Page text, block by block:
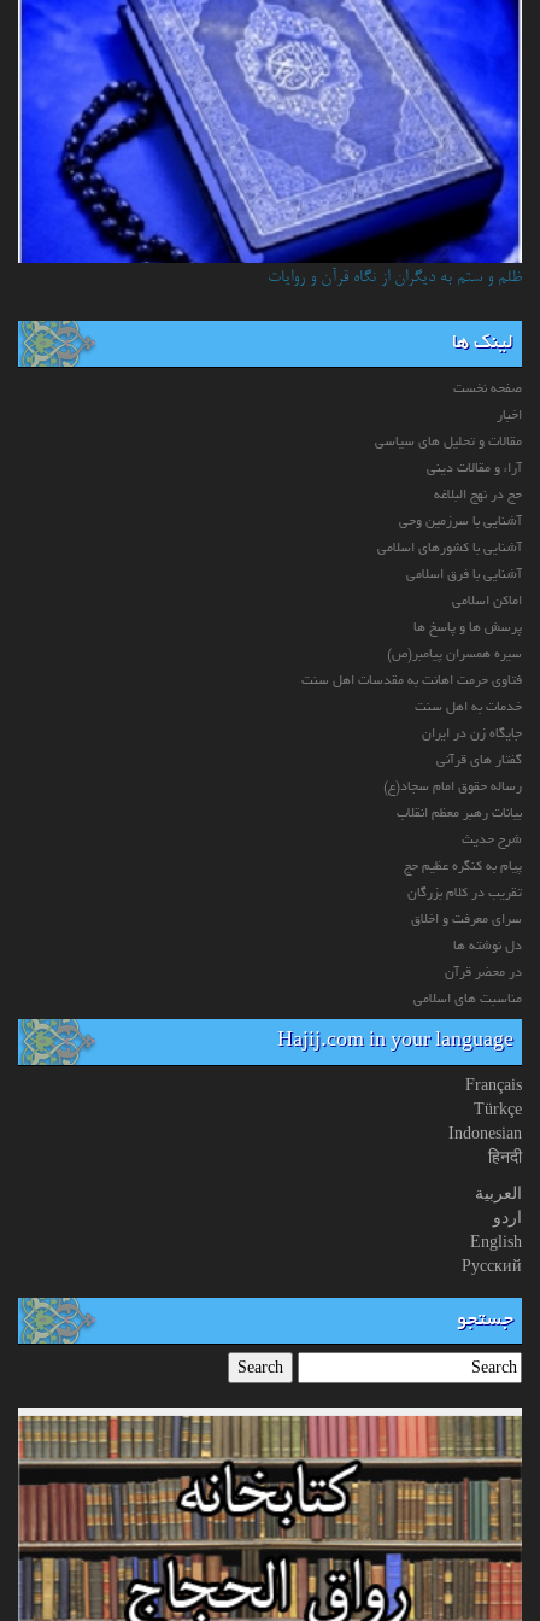
ظلم و ستم به دیگران از نگاه قرآن و روایات
لینک ها
صفحه نخست
اخبار
مقالات و تحلیل های سیاسی
آراء و مقالات دینی
حج در نهج البلاغه
آشنایی با سرزمین وحی
آشنایی با کشورهای اسلامی
آشنایی با فرق اسلامی
اماکن اسلامی
پرسش ها و پاسخ ها
سیره همسران پیامبر(ص)
فتاوی حرمت اهانت به مقدسات اهل سنت
خدمات به اهل سنت
جایگاه زن در ایران
گفتار های قرآنی
رساله حقوق امام سجاد(ع)
بیانات رهبر معظم انقلاب
شرح حدیث
پیام به کنگره عظیم حج
تقریب در کلام بزرگان
سرای معرفت و اخلاق
دل نوشته ها
در محضر قرآن
مناسبت های اسلامی
Hajij.com in your language
Français
Türkçe
Indonesian
हिनदी
العربیة
اردو
English
Русский
جستجو